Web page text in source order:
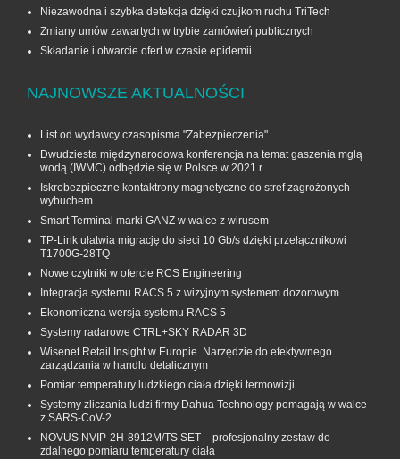
Niezawodna i szybka detekcja dzięki czujkom ruchu TriTech
Zmiany umów zawartych w trybie zamówień publicznych
Składanie i otwarcie ofert w czasie epidemii
NAJNOWSZE AKTUALNOŚCI
List od wydawcy czasopisma "Zabezpieczenia"
Dwudziesta międzynarodowa konferencja na temat gaszenia mgłą
wodą (IWMC) odbędzie się w Polsce w 2021 r.
Iskrobezpieczne kontaktrony magnetyczne do stref zagrożonych
wybuchem
Smart Terminal marki GANZ w walce z wirusem
TP-Link ułatwia migrację do sieci 10 Gb/s dzięki przełącznikowi
T1700G‑28TQ
Nowe czytniki w ofercie RCS Engineering
Integracja systemu RACS 5 z wizyjnym systemem dozorowym
Ekonomiczna wersja systemu RACS 5
Systemy radarowe CTRL+SKY RADAR 3D
Wisenet Retail Insight w Europie. Narzędzie do efektywnego
zarządzania w handlu detalicznym
Pomiar temperatury ludzkiego ciała dzięki termowizji
Systemy zliczania ludzi firmy Dahua Technology pomagają w walce
z SARS-CoV-2
NOVUS NVIP-2H-8912M/TS SET – profesjonalny zestaw do
zdalnego pomiaru temperatury ciała